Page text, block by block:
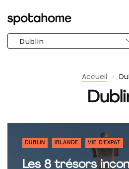
SPOTAHOME
Accueil ›
DUBLIN IRLANDE VIE D'EXPAT
Les 8 trésors